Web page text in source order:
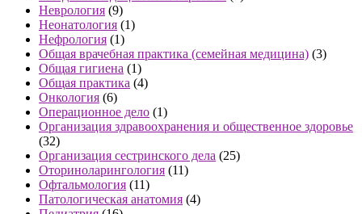
Неврология (9)
Неонатология (1)
Нефрология (1)
Общая врачебная практика (семейная медицина) (3)
Общая гигиена (1)
Общая практика (4)
Онкология (6)
Операционное дело (1)
Организация здравоохранения и общественное здоровье
(32)
Организация сестринского дела (25)
Оториноларингология (11)
Офтальмология (11)
Патологическая анатомия (4)